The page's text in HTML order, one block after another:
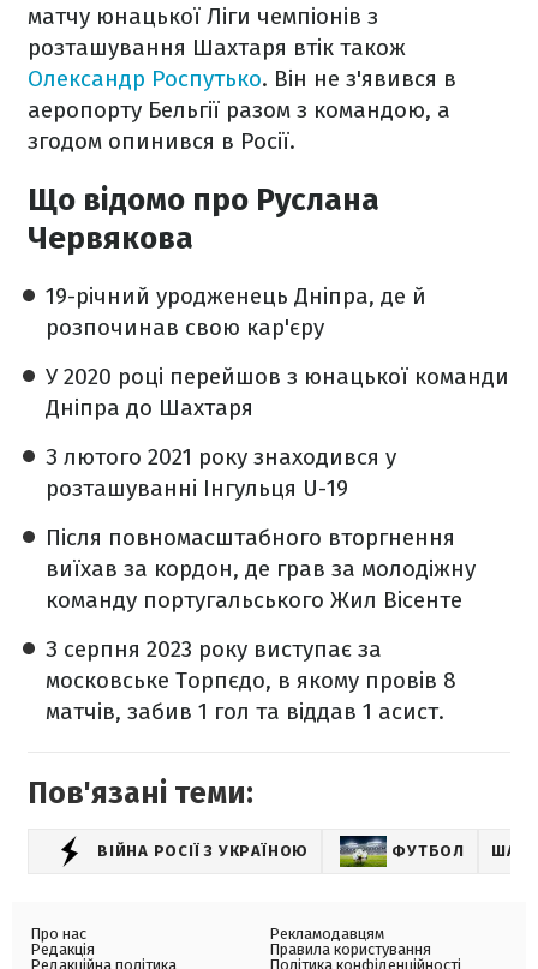
матчу юнацької Ліги чемпіонів з
розташування Шахтаря втік також
Олександр Роспутько. Він не з'явився в
аеропорту Бельгії разом з командою, а
згодом опинився в Росії.
Що відомо про Руслана
Червякова
19-річний уродженець Дніпра, де й
розпочинав свою кар'єру
У 2020 році перейшов з юнацької команди
Дніпра до Шахтаря
З лютого 2021 року знаходився у
розташуванні Інгульця U-19
Після повномасштабного вторгнення
виїхав за кордон, де грав за молодіжну
команду португальського Жил Вісенте
З серпня 2023 року виступає за
московське Торпєдо, в якому провів 8
матчів, забив 1 гол та віддав 1 асист.
Пов'язані теми:
ВІЙНА РОСІЇ З УКРАЇНОЮ ФУТБОЛ
Про нас
Редакція
Редакційна політика
Рекламодавцям
Правила користування
Політика конфіденційності